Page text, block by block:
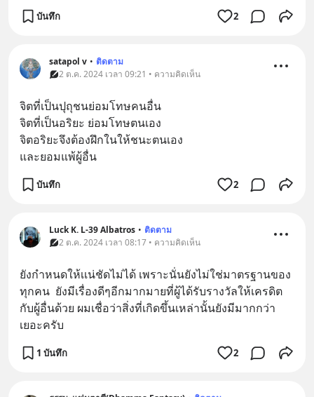
บันทึก 2
satapol​ v • ติดตาม
2 ต.ค. 2024 เวลา 09:21 • ความคิดเห็น
จิตที่เป็นปุถุชนย่อมโทษคนอื่น​
จิตที่เป็นอริยะ​ ย่อมโทษตนเอง​
จิตอริยะจึงต้องฝึกในให้ชนะตนเอง
และยอมแพ้ผู้อื่น
บันทึก 2
Luck K. L-39 Albatros • ติดตาม
2 ต.ค. 2024 เวลา 08:17 • ความคิดเห็น
ยังกำหนดให้เเน่ชัดไม่ได้ เพราะนั่นยังไม่ใช่มาตรฐานของ
ทุกคน  ยังมีเรื่องดีๆอีกมากมายที่ผู้ได้รับรางวัลให้เครดิต
กับผู้อื่นด้วย ผมเชื่อว่าสิ่งที่เกิดขึ้นเหล่านั้นยังมีมากกว่า
เยอะครับ
1 บันทึก 2